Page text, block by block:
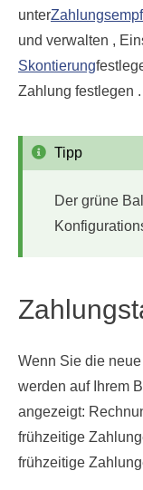
unter
und verwalten ,
Skontierung
Zahlung festlegen .
Tipp
Der grüne
Wenn Sie die neue
werden auf Ihrem
angezeigt:
frühzeitige
frühzeitige